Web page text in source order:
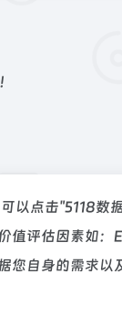
以点击"5118数
值评估因素如：
您自身的需求以